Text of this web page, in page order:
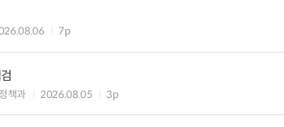
7p
책과 2026.08.05 3p